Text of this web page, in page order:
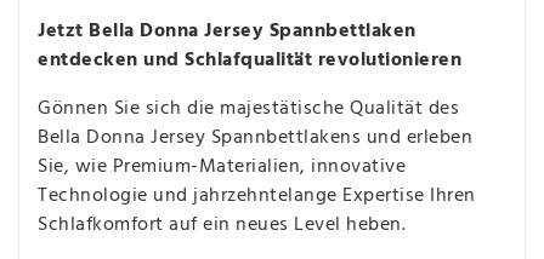
Jetzt Bella Donna Jersey Spannbettlaken
entdecken und Schlafqualität revolutionieren
Gönnen Sie sich die majestätische Qualität des
Bella Donna Jersey Spannbettlakens und erleben
Sie, wie Premium-Materialien, innovative
Technologie und jahrzehntelange Expertise Ihren
Schlafkomfort auf ein neues Level heben.